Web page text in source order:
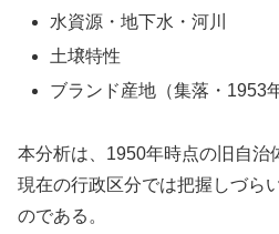
水資源・地下水・河川
土壌特性
ブランド産地（集落・1953
本分析は、1950年時点の旧自治
現在の行政区分では把握しづら
のである。